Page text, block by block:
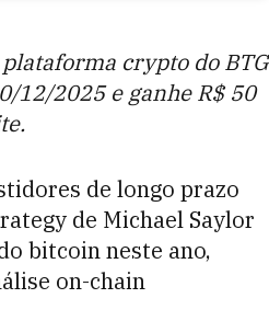
crypto do BTG
12/2025 e ganhe R$ 50
de longo prazo
de Michael Saylor
bitcoin neste ano,
on-chain